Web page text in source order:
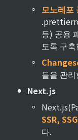
◦ 모노레포
등) 공용
도록 구
◦
들을 관
• Next.js
◦
SSR, SSG
다.